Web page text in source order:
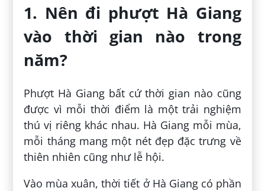
1. Nên đi phượt Hà Giang
vào thời gian nào trong
năm?
Phượt Hà Giang bất cứ thời gian nào cũng
được vì mỗi thời điểm là một trải nghiệm
thú vị riêng khác nhau. Hà Giang mỗi mùa,
mỗi tháng mang một nét đẹp đặc trưng về
thiên nhiên cũng như lễ hội.
Vào mùa xuân, thời tiết ở Hà Giang có phần